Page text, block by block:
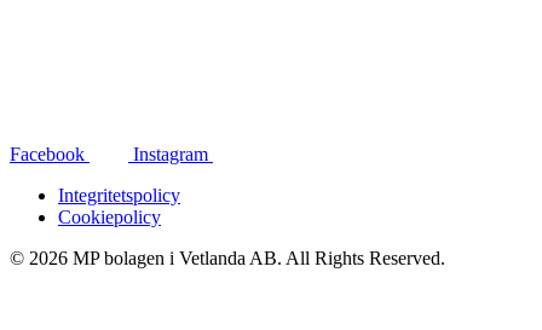
Facebook
Instagram
Integritetspolicy
Cookiepolicy
© 2026 MP bolagen i Vetlanda AB. All Rights Reserved.